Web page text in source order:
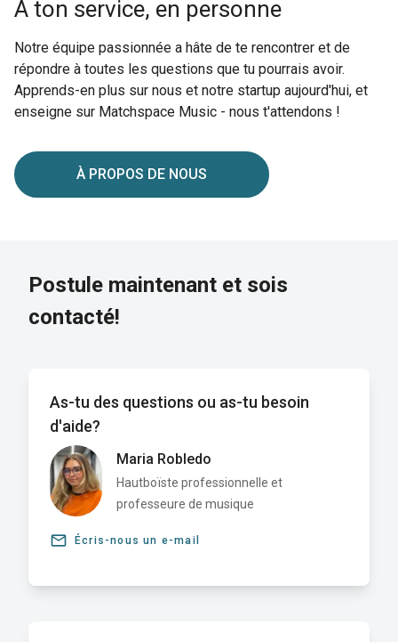
À ton service, en personne
Notre équipe passionnée a hâte de te rencontrer et de
répondre à toutes les questions que tu pourrais avoir.
Apprends-en plus sur nous et notre startup aujourd'hui, et
enseigne sur Matchspace Music - nous t'attendons !
À PROPOS DE NOUS
Postule maintenant et sois
contacté!
As-tu des questions ou as-tu besoin
d'aide?
Maria Robledo
Hautboïste professionnelle et
professeure de musique
email Écris-nous un e-mail